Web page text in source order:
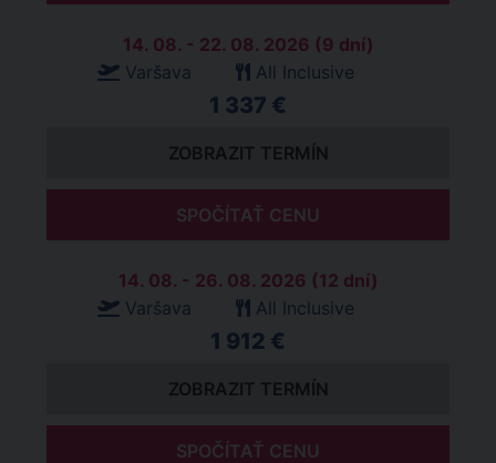
14. 08. - 22. 08. 2026 (9 dní)
Varšava
All Inclusive
1 337 €
ZOBRAZIT TERMÍN
SPOČÍTAŤ CENU
14. 08. - 26. 08. 2026 (12 dní)
Varšava
All Inclusive
1 912 €
ZOBRAZIT TERMÍN
SPOČÍTAŤ CENU